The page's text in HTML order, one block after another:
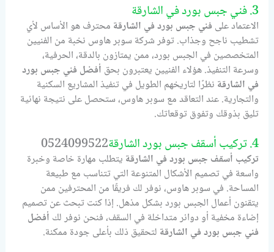
3. فني جبس بورد في الشارقة
الاعتماد على فني جبس بورد في الشارقة محترف هو الأساس لأي
تشطيب ناجح وجذاب. توفر شركة سوبر هاوس نخبة من الفنيين
المتخصصين في الجبس بورد، ممن يمتازون بالدقة، الحرفية،
وسرعة التنفيذ. هؤلاء الفنيين يعتبرون بحق أفضل فني جبس بورد
في الشارقة نظرًا لتاريخهم الطويل في تنفيذ المشاريع السكنية
والتجارية. عند التعاقد مع سوبر هاوس، ستحصل على نتيجة نهائية
تليق بذوقك وتفوق توقعاتك.
4. تركيب أسقف جبس بورد الشارقة 0524099522
تركيب أسقف جبس بورد في الشارقة يتطلب مهارة خاصة وخبرة
واسعة في تصميم الأشكال المتنوعة التي تتناسب مع طبيعة
المساحة. في سوبر هاوس، نوفر لك فريقًا من المحترفين ممن
يتقنون أعمال الجبس بورد بشكل مذهل. إذا كنت تبحث عن تصميم
إضاءة مخفية أو دوائر متداخلة في السقف، فنحن نوفر لك أفضل
فني جبس بورد في الشارقة لتحقيق ذلك بأعلى جودة ممكنة.